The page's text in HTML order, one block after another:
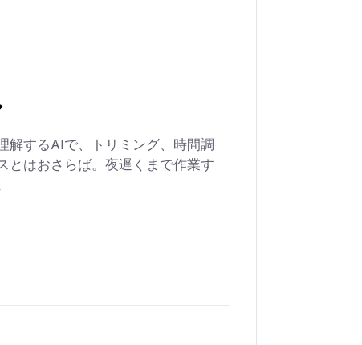
解するAIで、トリミング、時間調
とはおさらば。夜遅くまで作業す